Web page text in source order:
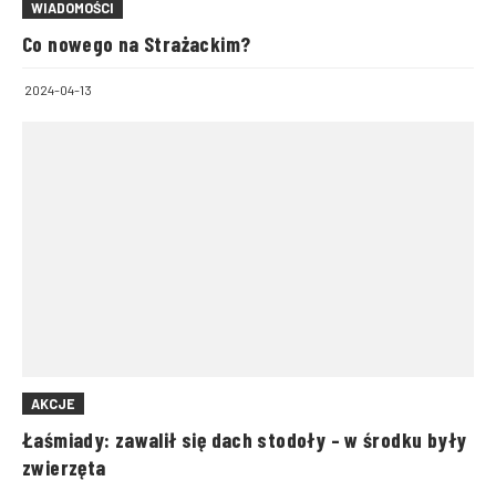
WIADOMOŚCI
Co nowego na Strażackim?
2024-04-13
AKCJE
Łaśmiady: zawalił się dach stodoły – w środku były
zwierzęta